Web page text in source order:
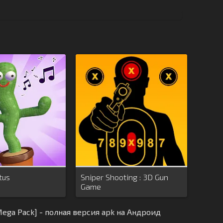
Sniper Shooting : 3D Gun
Game
Pack] - полная версия apk на Андроид